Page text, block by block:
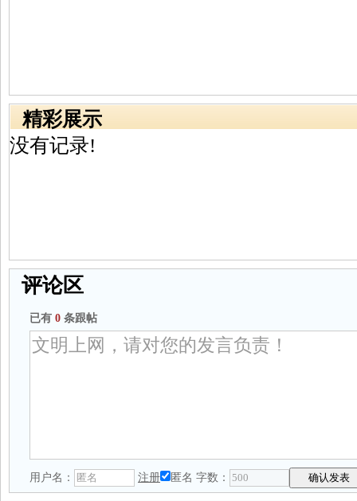
精彩展示
没有记录!
评论区
已有 0 条跟帖
用户名： 注册 匿名 字数：